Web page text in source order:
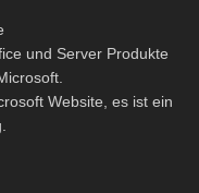
und Server Produkte
Website, es ist ein